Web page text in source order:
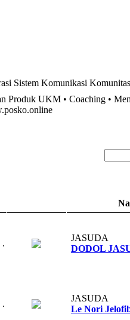
Sistem Komunikasi Komunitas
Produk UKM • Coaching •
.
JASUDA
DODOL
.
JASUDA
Le Nori